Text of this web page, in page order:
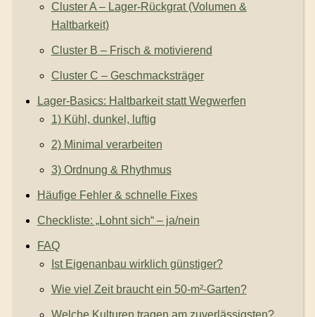
Cluster A – Lager-Rückgrat (Volumen &
Haltbarkeit)
Cluster B – Frisch & motivierend
Cluster C – Geschmacksträger
Lager-Basics: Haltbarkeit statt Wegwerfen
1) Kühl, dunkel, luftig
2) Minimal verarbeiten
3) Ordnung & Rhythmus
Häufige Fehler & schnelle Fixes
Checkliste: „Lohnt sich“ – ja/nein
FAQ
Ist Eigenanbau wirklich günstiger?
Wie viel Zeit braucht ein 50-m²-Garten?